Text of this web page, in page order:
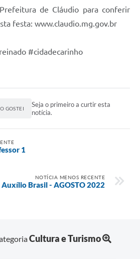
de Cláudio para conferir
festa: www.claudio.mg.gov.br
#cidadecarinho
GOSTEI
Seja o primeiro a curtir esta
notícia.
1
NOTÍCIA MENOS RECENTE
Brasil - AGOSTO 2022
Cultura e Turismo